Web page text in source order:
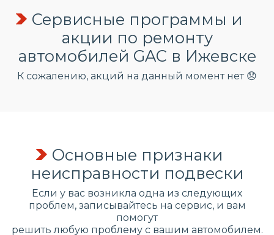
Сервисные программы и
акции по ремонту
автомобилей GAC в Ижевске
К сожалению, акций на данный момент нет 😞
Основные признаки
неисправности подвески
Если у вас возникла одна из следующих
проблем, записывайтесь на сервис, и вам
помогут
решить любую проблему с вашим автомобилем.